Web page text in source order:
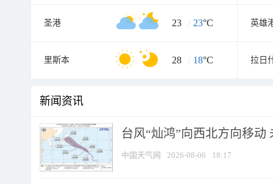
圣港 23 / 23°C 英雄
里斯本 28 / 18°C 拉日
新闻资讯
台风“灿鸿”向西北方向移动
中国天气网 2026-08-06 18:17